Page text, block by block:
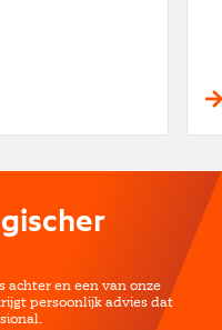
achter en een van onze
persoonlijk advies dat